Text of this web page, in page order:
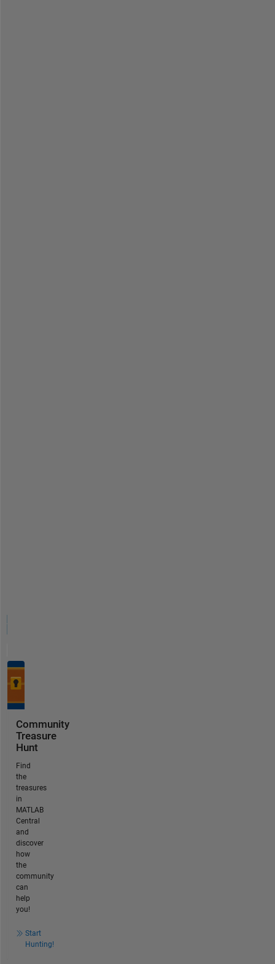
Community
Treasure
Hunt
Find
the
treasures
in
MATLAB
Central
and
discover
how
the
community
can
help
you!
Start
Hunting!